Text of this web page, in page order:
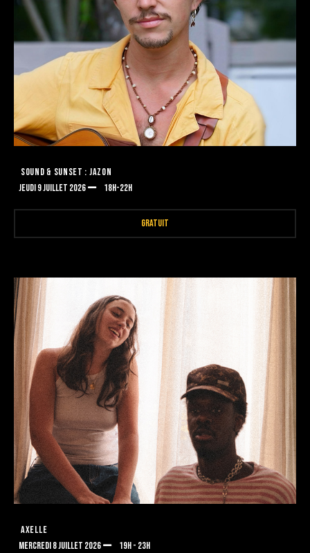
SOUND & SUNSET : JAZON
JEUDI 9 JUILLET 2026
18H-22H
GRATUIT
AXELLE
MERCREDI 8 JUILLET 2026
19H - 23H